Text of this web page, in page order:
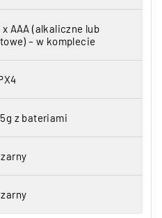
x AAA (alkaliczne lub
– w komplecie
z bateriami